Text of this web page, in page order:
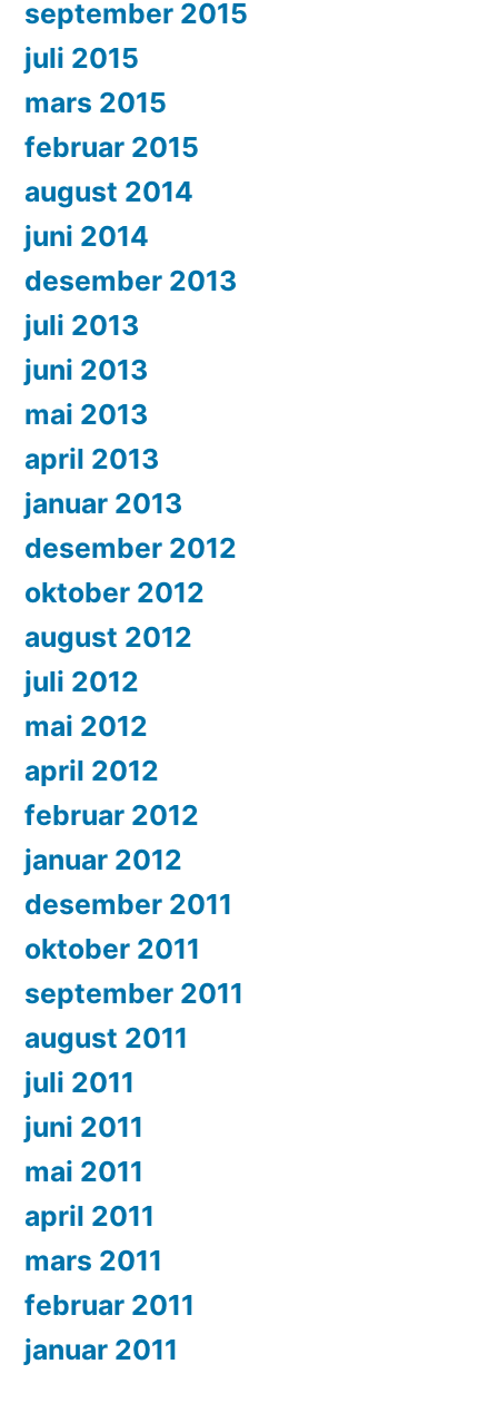
september 2015
juli 2015
mars 2015
februar 2015
august 2014
juni 2014
desember 2013
juli 2013
juni 2013
mai 2013
april 2013
januar 2013
desember 2012
oktober 2012
august 2012
juli 2012
mai 2012
april 2012
februar 2012
januar 2012
desember 2011
oktober 2011
september 2011
august 2011
juli 2011
juni 2011
mai 2011
april 2011
mars 2011
februar 2011
januar 2011